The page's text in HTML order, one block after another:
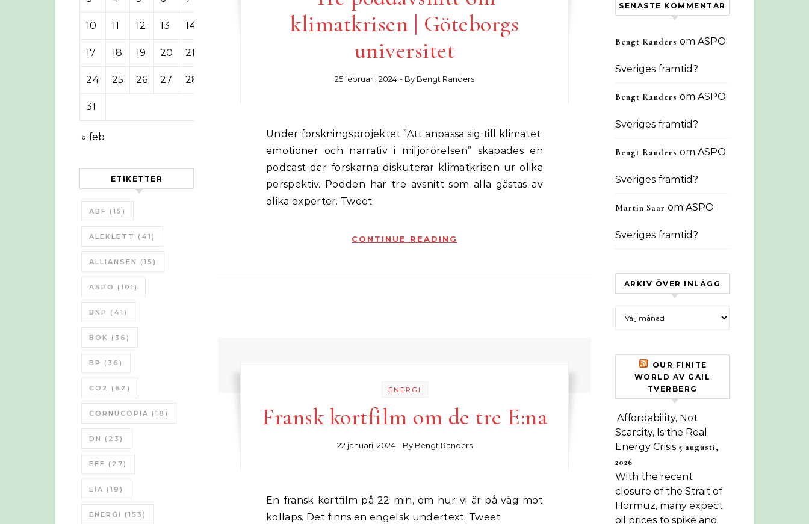
10 11 12 13 14
17 18 19 20 21
24 25 26 27 28
31
« feb
ETIKETTER
ABF (15)
ALEKLETT (41)
ALLIANSEN (15)
ASPO (101)
BNP (41)
BOK (36)
BP (36)
CO2 (62)
CORNUCOPIA (18)
DN (23)
EEE (27)
EIA (19)
ENERGI (153)
klimatkrisen | Göteborgs
universitet
25 februari, 2024 - By Bengt Randers
Under forskningsprojektet ”Att anpassa sig till klimatet:
emotioner och narrativ i miljörörelsen” skapades en
podcast där forskarna diskuterar klimatkrisen ur olika
perspektiv. Podden har tre avsnitt som alla gästas av
olika experter. Tweet
CONTINUE READING
ENERGI
Fransk kortfilm om de tre E:na
22 januari, 2024 - By Bengt Randers
En fransk kortfilm på 22 min, om hur vi är på väg mot
kollaps. Det finns en engelsk undertext. Tweet
SENASTE KOMMENTAR
Bengt Randers om ASPO
Sveriges framtid?
Bengt Randers om ASPO
Sveriges framtid?
Bengt Randers om ASPO
Sveriges framtid?
Martin Saar om ASPO
Sveriges framtid?
ARKIV ÖVER INLÄGG
OUR FINITE
WORLD AV GAIL
TVERBERG
Affordability, Not
Scarcity, Is the Real
Energy Crisis 5 augusti,
2026
With the recent
closure of the Strait of
Hormuz, many expect
oil prices to spike and